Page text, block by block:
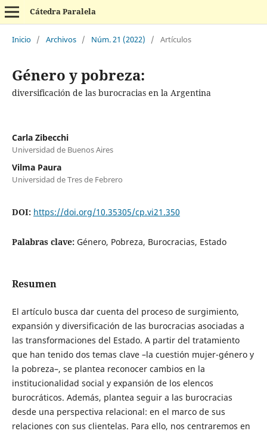
Cátedra Paralela
Inicio / Archivos / Núm. 21 (2022) / Artículos
Género y pobreza:
diversificación de las burocracias en la Argentina
Carla Zibecchi
Universidad de Buenos Aires
Vilma Paura
Universidad de Tres de Febrero
DOI: https://doi.org/10.35305/cp.vi21.350
Palabras clave: Género, Pobreza, Burocracias, Estado
Resumen
El artículo busca dar cuenta del proceso de surgimiento,
expansión y diversificación de las burocracias asociadas a
las transformaciones del Estado. A partir del tratamiento
que han tenido dos temas clave –la cuestión mujer-género y
la pobreza–, se plantea reconocer cambios en la
institucionalidad social y expansión de los elencos
burocráticos. Además, plantea seguir a las burocracias
desde una perspectiva relacional: en el marco de sus
relaciones con sus clientelas. Para ello, nos centraremos en